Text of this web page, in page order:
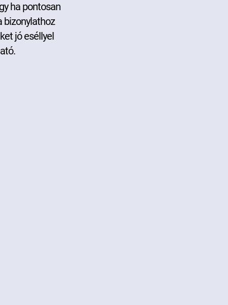
ha pontosan
bizonylathoz
jó eséllyel